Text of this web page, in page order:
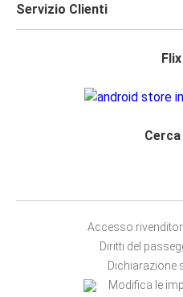
Servizio Clienti
Accesso
Diritti del
Dichiarazione
Modifica le